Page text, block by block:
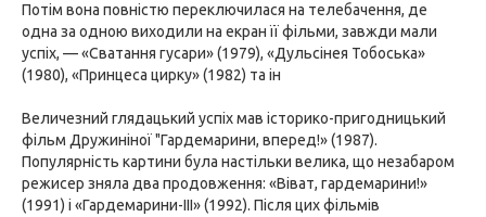
Потім вона повністю переключилася на телебачення, де
одна за одною виходили на екран її фільми, завжди мали
успіх, — «Сватання гусари» (1979), «Дульсінея Тобоська»
(1980), «Принцеса цирку» (1982) та ін
Величезний глядацький успіх мав історико-пригодницький
фільм Дружиніної "Гардемарини, вперед!» (1987).
Популярність картини була настільки велика, що незабаром
режисер зняла два продовження: «Віват, гардемарини!»
(1991) і «Гардемарини-III» (1992). Після цих фільмів